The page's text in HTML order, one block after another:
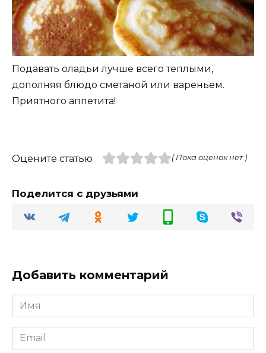
Подавать оладьи лучше всего теплыми,
дополняя блюдо сметаной или вареньем.
Приятного аппетита!
Оцените статью ( Пока оценок нет )
Поделится с друзьями
Добавить комментарий
Имя
Email